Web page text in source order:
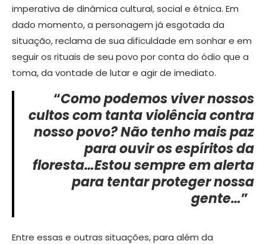
imperativa de dinâmica cultural, social e étnica. Em
dado momento, a personagem já esgotada da
situação, reclama de sua dificuldade em sonhar e em
seguir os rituais de seu povo por conta do ódio que a
toma, da vontade de lutar e agir de imediato.
“Como podemos viver nossos
cultos com tanta violência contra
nosso povo? Não tenho mais paz
para ouvir os espíritos da
floresta…Estou sempre em alerta
para tentar proteger nossa
gente…”
Entre essas e outras situações, para além da